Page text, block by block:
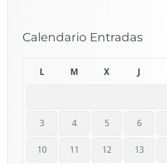
Calendario Entradas
L M X
3 4 5 6
10 11 12 13